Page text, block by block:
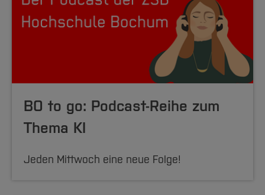
BO to go: Podcast-Reihe zum
Thema KI
Jeden Mittwoch eine neue Folge!